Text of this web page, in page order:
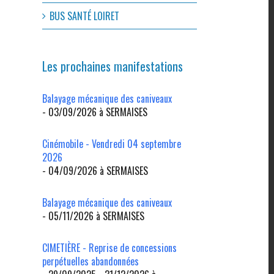
BUS SANTÉ LOIRET
Les prochaines manifestations
Balayage mécanique des caniveaux
- 03/09/2026 à SERMAISES
Cinémobile - Vendredi 04 septembre
2026
- 04/09/2026 à SERMAISES
Balayage mécanique des caniveaux
- 05/11/2026 à SERMAISES
CIMETIÈRE - Reprise de concessions
perpétuelles abandonnées